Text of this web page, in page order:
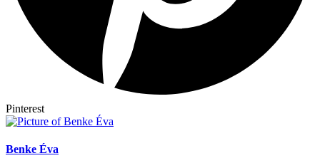
Pinterest
Benke Éva